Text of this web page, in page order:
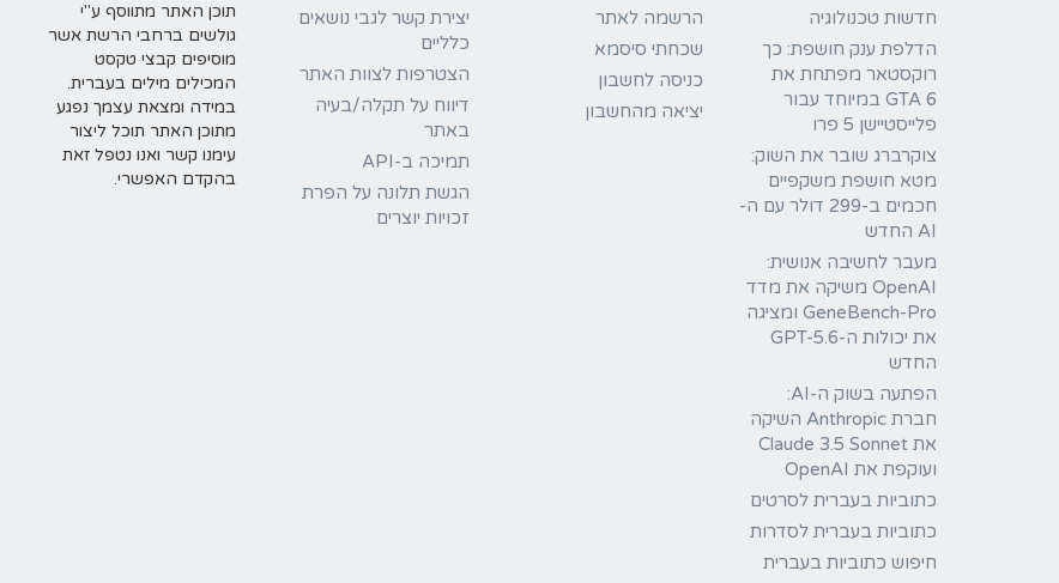
חדשות טכנולוגיה
הדלפת ענק חושפת: כך
רוקסטאר מפתחת את
GTA 6 במיוחד עבור
פלייסטיישן 5 פרו
צוקרברג שובר את השוק:
מטא חושפת משקפיים
חכמים ב-299 דולר עם ה-
AI החדש
מעבר לחשיבה אנושית:
OpenAI משיקה את מדד
GeneBench-Pro ומציגה
את יכולות ה-GPT-5.6
החדש
הפתעה בשוק ה-AI:
חברת Anthropic השיקה
את Claude 3.5 Sonnet
ועוקפת את OpenAI
כתוביות בעברית לסרטים
כתוביות בעברית לסדרות
חיפוש כתוביות בעברית
הרשמה לאתר
שכחתי סיסמא
כניסה לחשבון
יציאה מהחשבון
יצירת קשר לגבי נושאים
כלליים
הצטרפות לצוות האתר
דיווח על תקלה/בעיה
באתר
תמיכה ב-API
הגשת תלונה על הפרת
זכויות יוצרים
תוכן האתר מתווסף ע"י
גולשים ברחבי הרשת אשר
מוסיפים קבצי טקסט
המכילים מילים בעברית.
במידה ומצאת עצמך נפגע
מתוכן האתר תוכל ליצור
עימנו קשר ואנו נטפל זאת
בהקדם האפשרי.